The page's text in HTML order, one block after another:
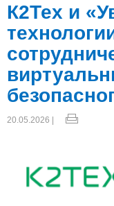
К2Тех и
20.05.2026 |